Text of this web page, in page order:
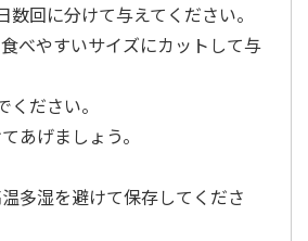
散
サ
無添加良品 カムカ
ムデンタルコーン
ぐるぐるボーン型 S
470円
(送料別・税込)
銀のスプーン パウ
チ 健康に育つ子ね
こ用 まぐろ・かつ
回に分けて与えてください。
べやすいサイズにカットして与
ださい。
あげましょう。
多湿を避けて保存してくださ